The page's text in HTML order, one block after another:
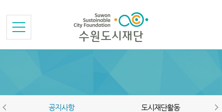
공지사항 도시재단활동